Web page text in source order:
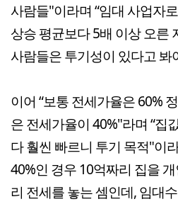
사람들"이라며 “임대 사업자
상승 평균보다 5배 이상 오른
사람들은 투기성이 있다고 봐
이어 “보통 전세가율은 60%
은 전세가율이 40%"라며 “집
다 훨씬 빠르니 투기 목적"이
40%인 경우 10억짜리 집을
리 전세를 놓는 셈인데, 임대